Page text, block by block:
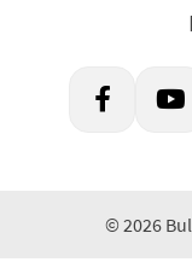
© 2026